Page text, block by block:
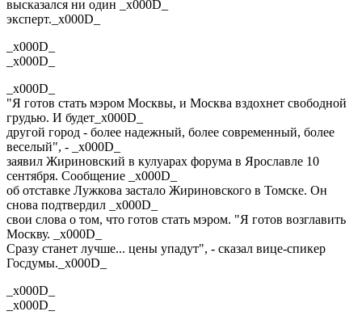
высказался ни один _x000D_
эксперт._x000D_
_x000D_
_x000D_
_x000D_
"Я готов стать мэром Москвы, и Москва вздохнет свободной
грудью. И будет_x000D_
другой город - более надежный, более современный, более
веселый", - _x000D_
заявил Жириновский в кулуарах форума в Ярославле 10
сентября. Сообщение _x000D_
об отставке Лужкова застало Жириновского в Томске. Он
снова подтвердил _x000D_
свои слова о том, что готов стать мэром. "Я готов возглавить
Москву. _x000D_
Сразу станет лучше... цены упадут", - сказал вице-спикер
Госдумы._x000D_
_x000D_
_x000D_